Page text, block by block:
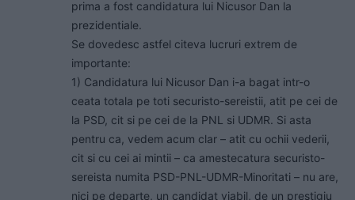
prima a fost candidatura lui Nicusor Dan la
prezidentiale.
Se dovedesc astfel citeva lucruri extrem de
importante:
1) Candidatura lui Nicusor Dan i-a bagat intr-o
ceata totala pe toti securisto-sereistii, atit pe cei de
la PSD, cit si pe cei de la PNL si UDMR. Si asta
pentru ca, vedem acum clar – atit cu ochii vederii,
cit si cu cei ai mintii – ca amestecatura securisto-
sereista numita PSD-PNL-UDMR-Minoritati – nu are,
nici pe departe, un candidat viabil, de un prestigiu